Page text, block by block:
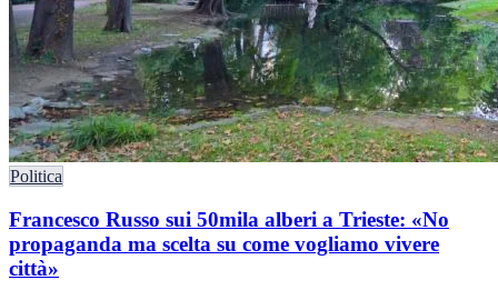
Politica
Francesco Russo sui 50mila alberi a Trieste: «No
propaganda ma scelta su come vogliamo vivere
città»